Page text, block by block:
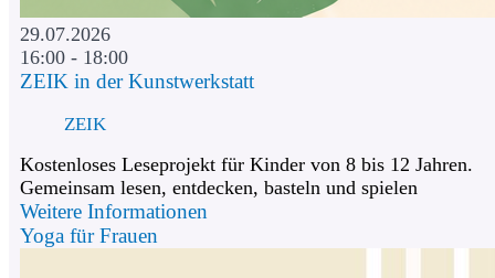
29.07.2026
16:00 - 18:00
ZEIK in der Kunstwerkstatt
ZEIK
Kostenloses Leseprojekt für Kinder von 8 bis 12 Jahren.
Gemeinsam lesen, entdecken, basteln und spielen
Weitere Informationen
Yoga für Frauen